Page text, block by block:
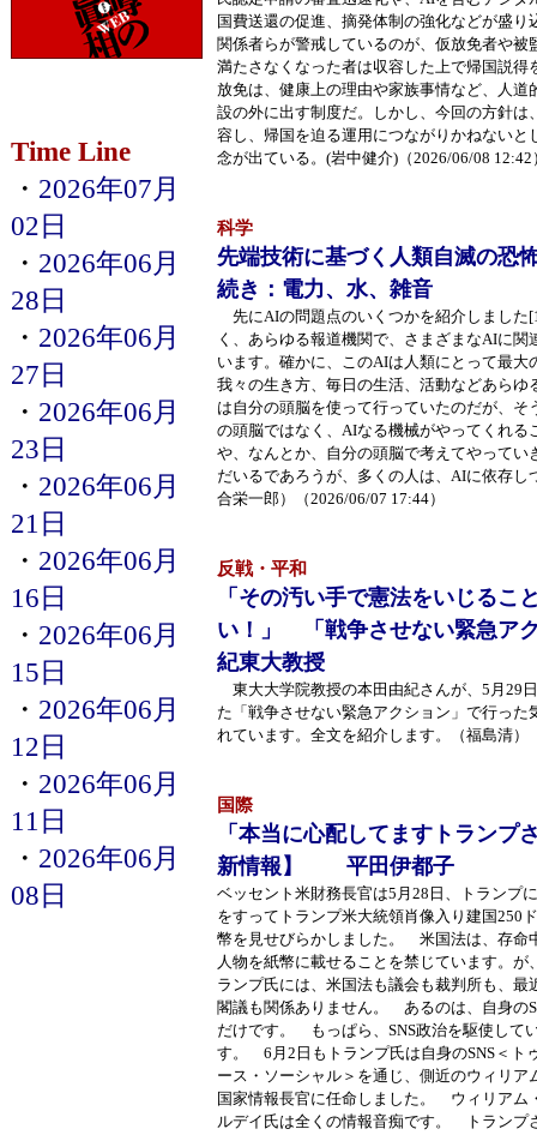
Time Line
・ 2026年07月
02日
・ 2026年06月
28日
・ 2026年06月
27日
・ 2026年06月
23日
・ 2026年06月
21日
・ 2026年06月
16日
・ 2026年06月
15日
・ 2026年06月
12日
・ 2026年06月
11日
・ 2026年06月
08日
国費送還の促進、摘発体制の強化などが盛り
関係者らが警戒しているのが、仮放免者や被
満たさなくなった者は収容した上で帰国説得
放免は、健康上の理由や家族事情など、人道
設の外に出す制度だ。しかし、今回の方針は
容し、帰国を迫る運用につながりかねないと
念が出ている。(岩中健介)（2026/06/08 12:42
科学
先端技術に基づく人類自滅の
続き：電力、水、雑音
先にAIの問題点のいくつかを紹介しました
く、あらゆる報道機関で、さまざまなAIに関
います。確かに、このAIは人類にとって最大
我々の生き方、毎日の生活、活動などあらゆ
は自分の頭脳を使って行っていたのだが、そ
の頭脳ではなく、AIなる機械がやってくれる
や、なんとか、自分の頭脳で考えてやってい
だいるであろうが、多くの人は、AIに依存し
合栄一郎）（2026/06/07 17:44）
反戦・平和
「その汚い手で憲法をいじるこ
い！」 「戦争させない緊急ア
紀東大教授
東大大学院教授の本田由紀さんが、5月29
た「戦争させない緊急アクション」で行った
れています。全文を紹介します。（福島清）
国際
「本当に心配してますトランプ
新情報】 平田伊都子
ベッセント米財務長官は5月28日、トランプ
をすってトランプ米大統領肖像入り建国250
幣を見せびらかしました。 米国法は、存命
人物を紙幣に載せることを禁じています。が
ランプ氏には、米国法も議会も裁判所も、最
閣議も関係ありません。 あるのは、自身の
だけです。 もっぱら、SNS政治を駆使して
す。 6月2日もトランプ氏は自身のSNS＜ト
ース・ソーシャル＞を通じ、側近のウィリア
国家情報長官に任命しました。 ウィリアム
ルデイ氏は全くの情報音痴です。 トランプ